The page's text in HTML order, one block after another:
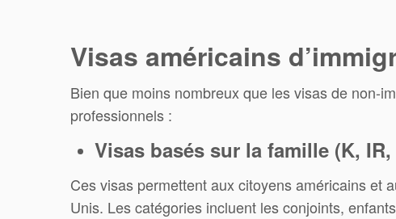
Visas américains
Bien que moins nombreux que les visas de non-
professionnels :
Visas basés sur la famille (K, IR,
Ces visas permettent aux citoyens américains et
Unis. Les catégories incluent les conjoints,